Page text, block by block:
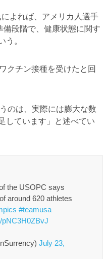
よれば、アメリカ人選手
段階で、健康状態に関す
う。
クチン接種を受けたと回
のは、実際には膨大な数
しています」と述べてい
the USOPC says
around 620 athletes
#teamusa
pNC3H0ZBvJ
July 23,